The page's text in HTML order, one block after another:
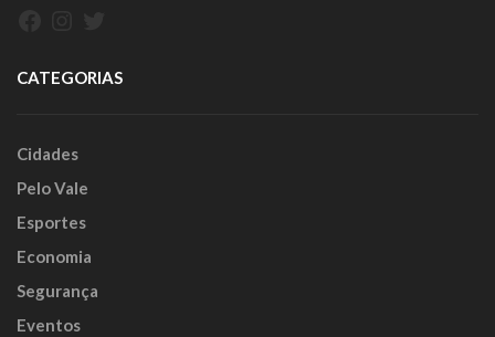
CATEGORIAS
Cidades
Pelo Vale
Esportes
Economia
Segurança
Eventos